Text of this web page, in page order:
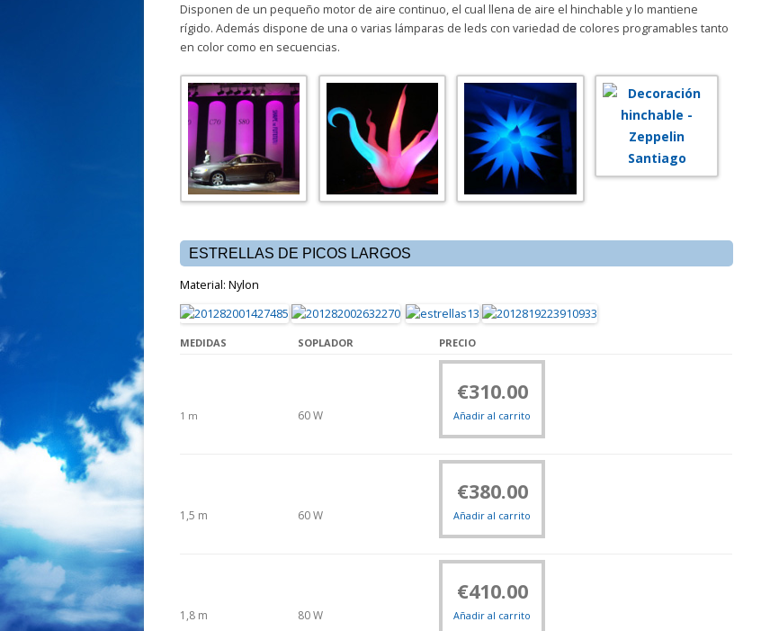
Disponen de un pequeño motor de aire continuo, el cual llena de aire el hinchable y lo mantiene
rígido. Además dispone de una o varias lámparas de leds con variedad de colores programables tanto
en color como en secuencias.
ESTRELLAS DE PICOS LARGOS
Material: Nylon
MEDIDAS SOPLADOR PRECIO
1 m 60 W
€310.00
Añadir al carrito
1,5 m 60 W
€380.00
Añadir al carrito
1,8 m 80 W
€410.00
Añadir al carrito